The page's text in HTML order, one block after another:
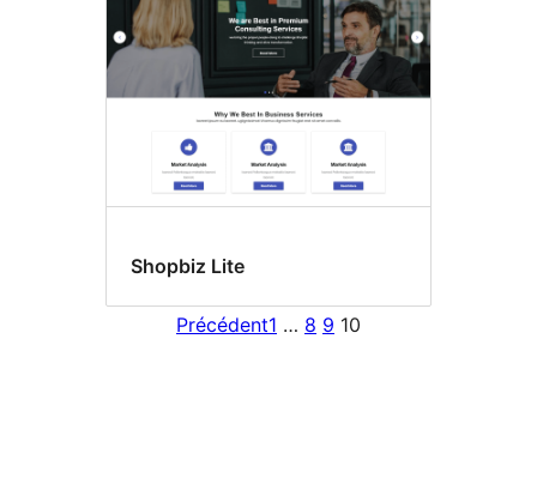
Shopbiz Lite
Précédent1 … 8 9 10